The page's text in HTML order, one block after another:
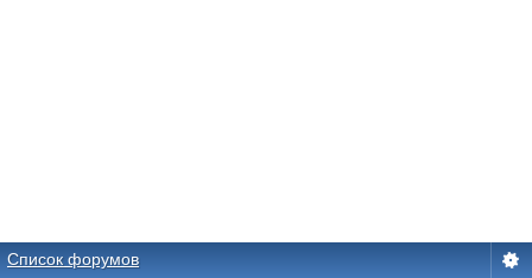
Список форумов